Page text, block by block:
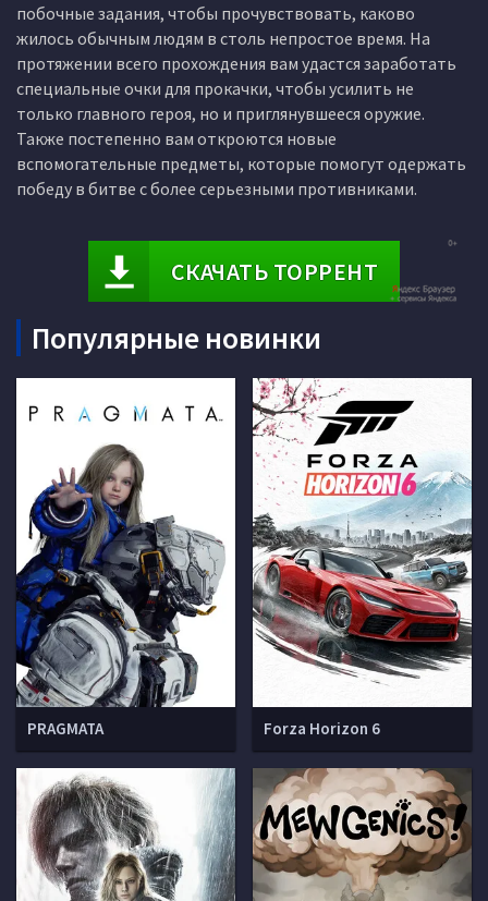
побочные задания, чтобы прочувствовать, каково
жилось обычным людям в столь непростое время. На
протяжении всего прохождения вам удастся заработать
специальные очки для прокачки, чтобы усилить не
только главного героя, но и приглянувшееся оружие.
Также постепенно вам откроются новые
вспомогательные предметы, которые помогут одержать
победу в битве с более серьезными противниками.
СКАЧАТЬ ТОРРЕНТ
Популярные новинки
PRAGMATA Forza Horizon 6